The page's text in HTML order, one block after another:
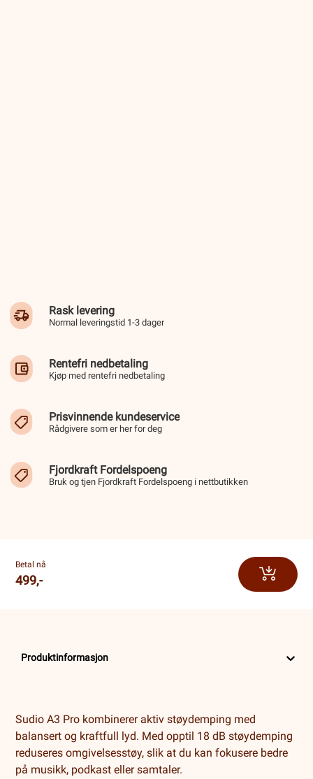
Rask levering
Normal leveringstid 1-3 dager
Rentefri nedbetaling
Kjøp med rentefri nedbetaling
Prisvinnende kundeservice
Rådgivere som er her for deg
Fjordkraft Fordelspoeng
Bruk og tjen Fjordkraft Fordelspoeng i nettbutikken
Betal nå
499,-
Produktinformasjon
Sudio A3 Pro kombinerer aktiv støydemping med
balansert og kraftfull lyd. Med opptil 18 dB støydemping
reduseres omgivelsesstøy, slik at du kan fokusere bedre
på musikk, podkast eller samtaler.